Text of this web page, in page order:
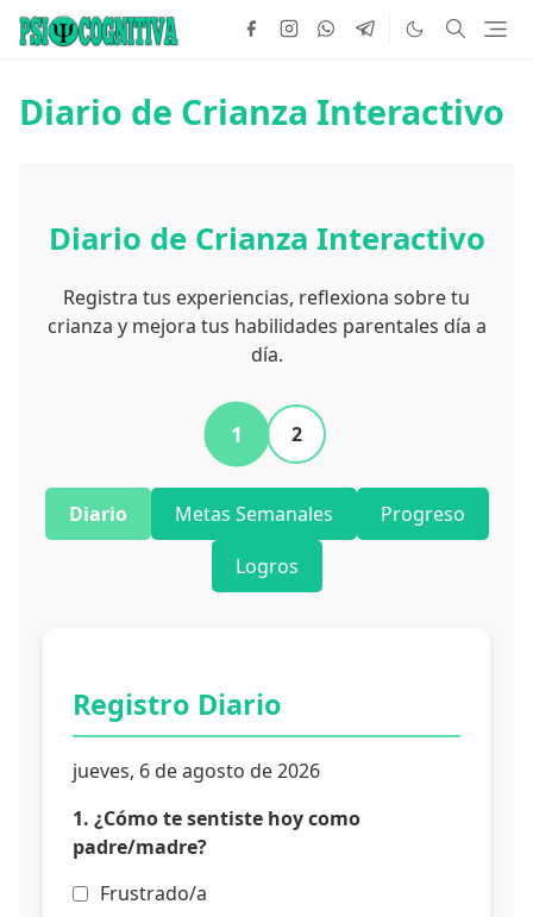
Diario de Crianza Interactivo
Diario de Crianza Interactivo
Registra tus experiencias, reflexiona sobre tu
crianza y mejora tus habilidades parentales día a
día.
1 2
Diario Metas Semanales
Progreso
Logros
Registro Diario
jueves, 6 de agosto de 2026
1. ¿Cómo te sentiste hoy como
padre/madre?
Frustrado/a